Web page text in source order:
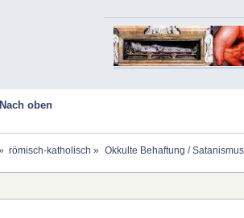
Nach oben
römisch-katholisch » Okkulte Behaftung /